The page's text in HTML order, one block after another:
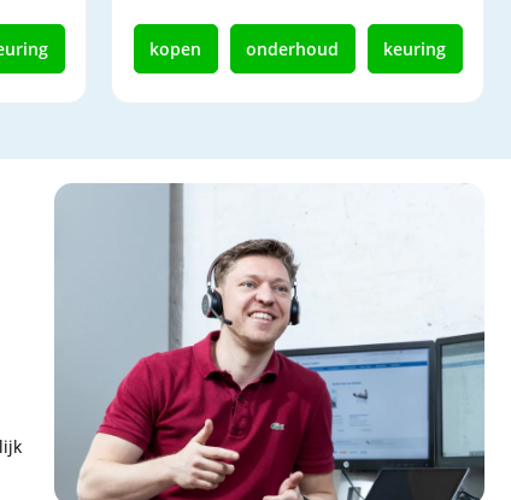
kopen onderhoud keuring